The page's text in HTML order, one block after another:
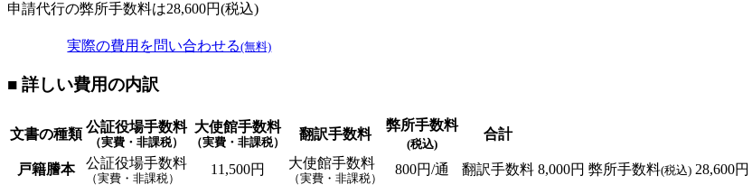
申請代行の弊所手数料は28,600円(税込)
実際の費用を問い合わせる(無料)
■ 詳しい費用の内訳
文書の種類 公証役場手数料
（実費・非課税）
大使館手数料
（実費・非課税）
翻訳手数料
弊所手数料
(税込)
合計
戸籍謄本 公証役場手数料
（実費・非課税）
11,500円 大使館手数料
（実費・非課税）
800円/通 翻訳手数料 8,000円 弊所手数料(税込) 28,600円